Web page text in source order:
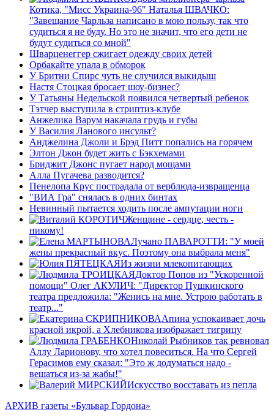
Котика, "Мисс Украина-96" Наталья ШВАЧКО:
"Завещание Чарльза написано в мою пользу, так что
судиться я не буду. Но это не значит, что его дети не
будут судиться со мной"
Шварценеггер сжигает одежду своих детей
Орбакайте упала в обморок
У Бритни Спирс чуть не случился выкидыш
Настя Стоцкая бросает шоу-бизнес?
У Татьяны Недельской появился четвертый ребенок
Тэтчер выступила в стриптиз-клубе
Анжелика Варум накачала грудь и губы
У Василия Ланового инсульт?
Анджелина Джоли и Брэд Питт попались на горячем
Элтон Джон будет жить с Бэкхемами
Бриджит Джонс пугает народ мощами
Алла Пугачева разводится?
Пенелопа Крус пострадала от верблюда-извращенца
"ВИА Гра" снялась в одних бинтах
Невинный пытается ходить после ампутации ноги
Женщине - сердце, честь -
никому!
Лучано ПАВАРОТТИ: "У моей
жены прекрасный вкус. Поэтому она выбрала меня"
Из жизни млекопитающих
Доктор Попов из "Ускоренной
помощи" Олег АКУЛИЧ: "Директор Пушкинского
театра предложила: "Женись на мне. Устрою работать в
театр..."
Апина успокаивает дочь
красной икрой, а Хлебникова изображает тигрицу
Николай Рыбников так ревновал
Аллу Ларионову, что хотел повеситься. На что Сергей
Герасимов ему сказал: "Это ж додуматься надо -
вешаться из-за жабы!"
Искусство восставать из пепла
АРХИВ газеты «Бульвар Гордона»